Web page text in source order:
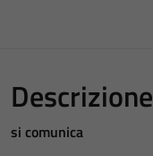
Descrizione
si comunica